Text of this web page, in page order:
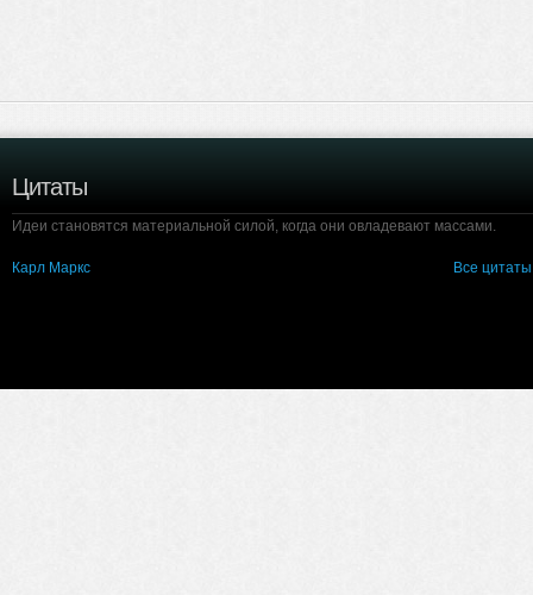
Цитаты
Идеи становятся материальной силой, когда они овладевают массами.
Карл Маркс Все